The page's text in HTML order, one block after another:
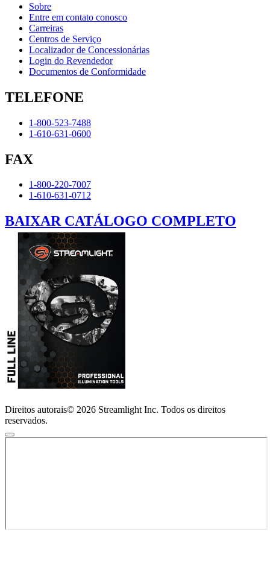
Sobre
Entre em contato conosco
Carreiras
Centros de Serviço
Localizador de Concessionárias
Login do Revendedor
Documentos de Conformidade
TELEFONE
1-800-523-7488
1-610-631-0600
FAX
1-800-220-7007
1-610-631-0712
BAIXAR CATÁLOGO COMPLETO
Direitos autorais© 2026 Streamlight Inc. Todos os direitos
reservados.